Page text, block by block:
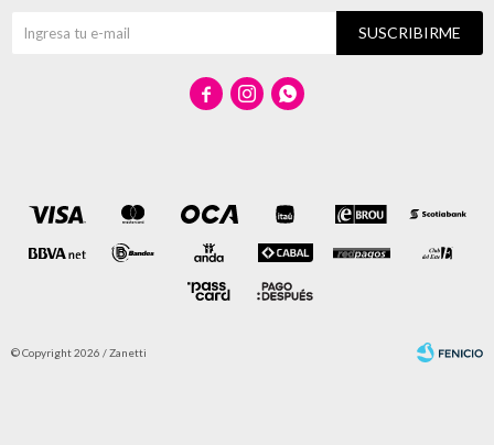
SUSCRIBIRME
  
© Copyright 2026 / Zanetti